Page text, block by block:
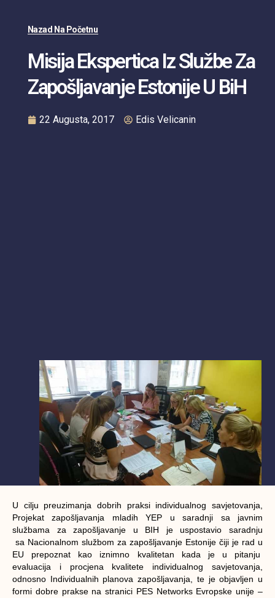
Nazad Na Početnu
Misija Ekspertica Iz Službe Za
Zapošljavanje Estonije U BiH
22 Augusta, 2017 Edis Velicanin
U cilju preuzimanja dobrih praksi individualnog savjetovanja,
Projekat zapošljavanja mladih YEP u saradnji sa javnim
službama za zapošljavanje u BIH je uspostavio saradnju
sa Nacionalnom službom za zapošljavanje Estonije čiji je rad u
EU prepoznat kao iznimno kvalitetan kada je u pitanju
evaluacija i procjena kvalitete individualnog savjetovanja,
odnosno Individualnih planova zapošljavanja, te je objavljen u
formi dobre prakse na stranici PES Networks Evropske unije –